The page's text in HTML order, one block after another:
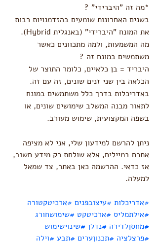
*מה זה "היברידי" ?
בשנים האחרונות שומעים בהזדמנויות רבות
את המונח "היברידי" (באנגלית Hybrid).
מה המשמעות, ולמה מתכוונים כאשר
משתמשים במונח זה ?
היבריד = בן כלאיים, כלומר התוצר של
הכלאה בין שני זנים שונים, זה עם זה.
באדריכלות בדרך כלל משתמשים במונח
לתאור מבנה המשלב שימושים שונים, או
בשפה המקצועית, שימוש מעורב.
ניתן להרשם למידעון שלי, אני לא מציפה
אתכם במיילים, אלא שולחת רק מידע חשוב,
אז כדאי. ההרשמה כאן באתר, צד שמאל
למעלה.
#אדריכלות #עיצובפנים #ארכיטקטורה
#אילתמליס #ארכיטקט #שימושחורג
#מחסןלדירה #נדלן #שינוישימוש
#פרצלציה #תכנוןערים #תבע #וילה